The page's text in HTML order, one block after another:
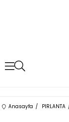
Anasayfa PIRLANTA